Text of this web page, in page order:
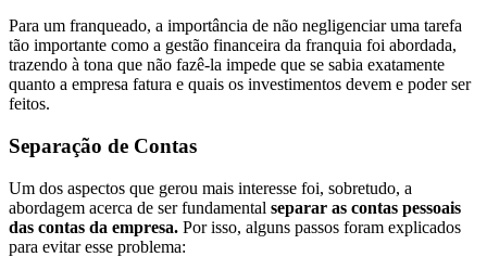
Para um franqueado, a importância de não negligenciar uma tarefa
tão importante como a gestão financeira da franquia foi abordada,
trazendo à tona que não fazê-la impede que se sabia exatamente
quanto a empresa fatura e quais os investimentos devem e poder ser
feitos.
Separação de Contas
Um dos aspectos que gerou mais interesse foi, sobretudo, a
abordagem acerca de ser fundamental separar as contas pessoais
das contas da empresa. Por isso, alguns passos foram explicados
para evitar esse problema: